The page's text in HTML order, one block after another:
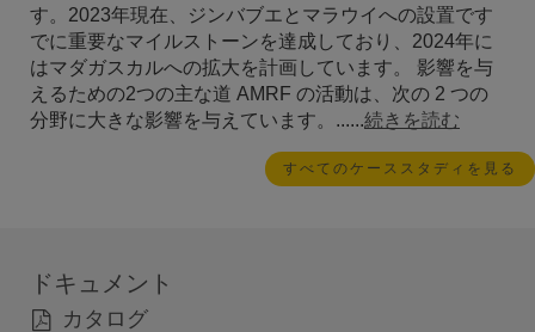
す。2023年現在、ジンバブエとマラウイへの設置です
でに重要なマイルストーンを達成しており、2024年に
はマダガスカルへの拡大を計画しています。 影響を与
えるための2つの主な道 AMRF の活動は、次の 2 つの
分野に大きな影響を与えています。......続きを読む
すべてのケーススタディを見る
ドキュメント
カタログ